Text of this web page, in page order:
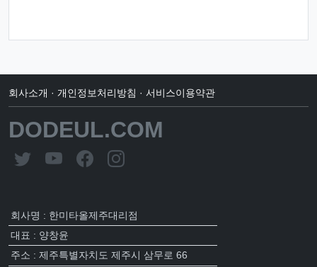
회사소개 · 개인정보처리방침 · 서비스이용약관
DODEUL.COM
회사명 : 한미타올제주대리점
대표 : 양창윤
주소 : 제주특별자치도 제주시 삼무로 66